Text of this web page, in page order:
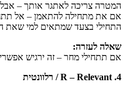
המטרה צריכה לאתגר אותך – אבל
אם את מתחילה להתאמן – אל
התחילי בצעד שמתאים למי שאת
שאלה לעזרה:
אם תתחילי מחר – זה ירגיש
4.
R – Relevant/ רלוונטית